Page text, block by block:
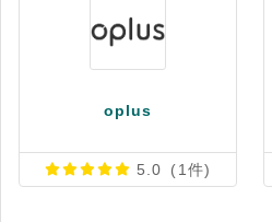
務シフト表をすばやく自動
なシフト表を提案してくれます。 ◇とか
厄介な勤務ルールが存在す
条件にも、カスタマイズ無
問いません。 ◇シフト希望の受付や、個人間での
oplus
5.0 (1件)